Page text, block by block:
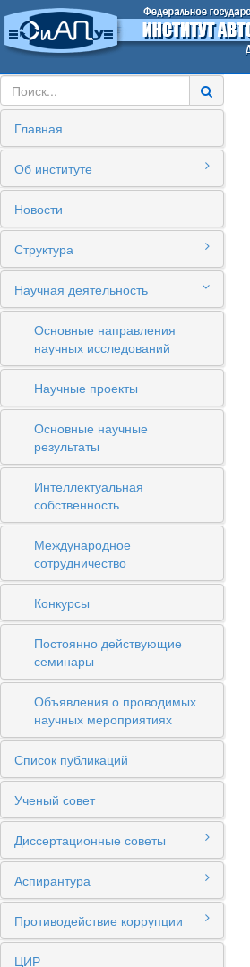
Главная
Об институте
Новости
Структура
Научная деятельность
Основные направления
научных исследований
Научные проекты
Основные научные
результаты
Интеллектуальная
собственность
Международное
сотрудничество
Конкурсы
Постоянно действующие
семинары
Объявления о проводимых
научных мероприятиях
Список публикаций
Ученый совет
Диссертационные советы
Аспирантура
Противодействие коррупции
ЦИР